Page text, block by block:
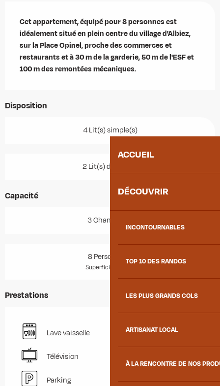
ACCUEIL
DÉCOUVRIR
INCONTOURNABLES
TOP 10 DES RANDOS
LES PLUS GRANDS COLS
ARTISANAT LOCAL
À LA RENCONTRE DE NOS
Cet appartement, équipé pour 8 personnes est
idéalement situé en plein centre du village d'Albiez,
sur la Place Opinel, proche des commerces et
restaurants et à 30 m de la garderie, 50 m de l'ESF et
100 m des remontées mécaniques.
Disposition
4 Lit(s) simple(s)
2 Lit(s) double(s)
Capacité
3 Chambre(s)
8 Personne(s)
Superficie : 70 m 2
Prestations
Lave vaisselle
Télévision
Parking